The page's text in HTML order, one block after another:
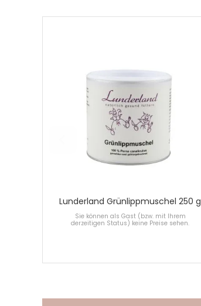
Lunderland Grünlippmuschel 250 g
Sie können als Gast (bzw. mit Ihrem
derzeitigen Status) keine Preise sehen.